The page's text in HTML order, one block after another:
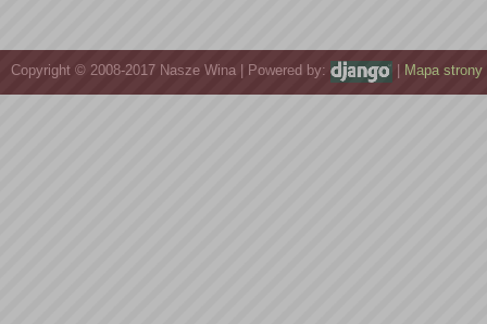
Copyright © 2008-2017 Nasze Wina | Powered by: Mapa strony